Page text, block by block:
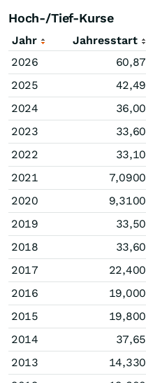
Hoch-/Tief-Kurse
Jahr Jahresstart
2026
60,87
2025
42,49
2024
36,00
2023
33,60
2022
33,10
2021
7,0900
2020
9,3100
2019
33,50
2018
33,60
2017
22,400
2016
19,000
2015
19,800
2014
37,65
2013
14,330